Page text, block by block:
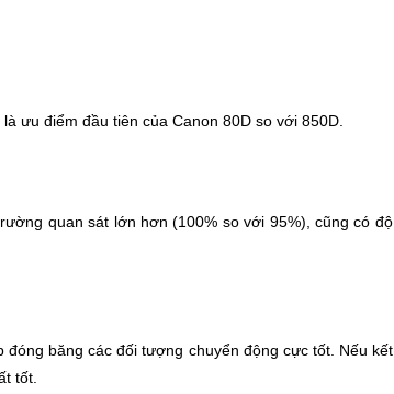
ưu điểm đầu tiên của Canon 80D so với 850D.
quan sát lớn hơn (100% so với 95%), cũng có độ
băng các đối tượng chuyển động cực tốt. Nếu kết
tốt.